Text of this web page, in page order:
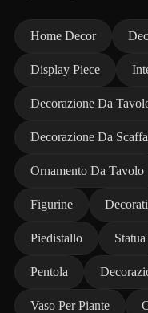
Home Decor
Display Piece
Decorazione Da
Decorazione Da
Ornamento Da Tavolo
Figurine
Piedistallo Statua
Pentola
Vaso Per Piante